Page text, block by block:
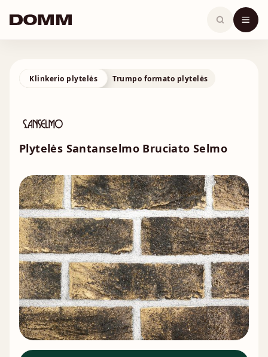
content
Klinkerio plytelės Trumpo formato plytelės
Plytelės Santanselmo Bruciato Selmo